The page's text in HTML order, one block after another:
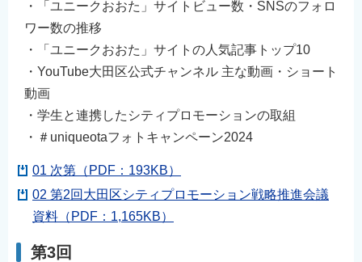
・「ユニークおおた」サイトビュー数・SNSのフォロ
ワー数の推移
・「ユニークおおた」サイトの人気記事トップ10
・YouTube大田区公式チャンネル 主な動画・ショート
動画
・学生と連携したシティプロモーションの取組
・＃uniqueotaフォトキャンペーン2024
01 次第（PDF：193KB）
02 第2回大田区シティプロモーション戦略推進会議
資料（PDF：1,165KB）
第3回